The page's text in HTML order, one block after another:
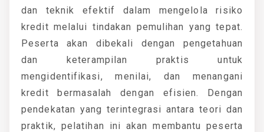
dan teknik efektif dalam mengelola risiko
kredit melalui tindakan pemulihan yang tepat.
Peserta akan dibekali dengan pengetahuan
dan keterampilan praktis untuk
mengidentifikasi, menilai, dan menangani
kredit bermasalah dengan efisien. Dengan
pendekatan yang terintegrasi antara teori dan
praktik, pelatihan ini akan membantu peserta